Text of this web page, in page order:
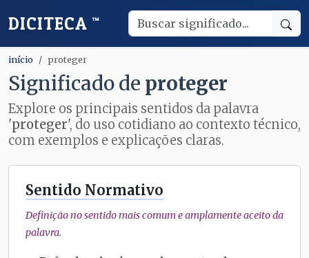
DICITECA ™
início proteger
Significado de proteger
Explore os principais sentidos da palavra
'proteger', do uso cotidiano ao contexto técnico,
com exemplos e explicações claras.
Sentido Normativo
Definição no sentido mais comum e amplamente aceito da
palavra.